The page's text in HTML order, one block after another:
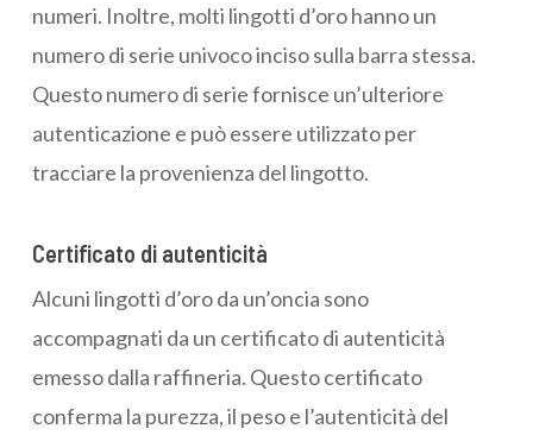
numeri. Inoltre, molti lingotti d’oro hanno un
numero di serie univoco inciso sulla barra stessa.
Questo numero di serie fornisce un’ulteriore
autenticazione e può essere utilizzato per
tracciare la provenienza del lingotto.
Certificato di autenticità
Alcuni lingotti d’oro da un’oncia sono
accompagnati da un certificato di autenticità
emesso dalla raffineria. Questo certificato
conferma la purezza, il peso e l’autenticità del